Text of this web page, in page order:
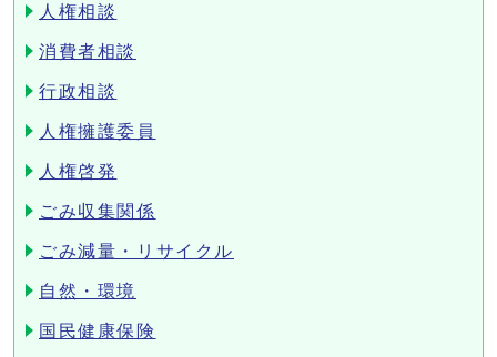
人権相談
消費者相談
行政相談
人権擁護委員
人権啓発
ごみ収集関係
ごみ減量・リサイクル
自然・環境
国民健康保険